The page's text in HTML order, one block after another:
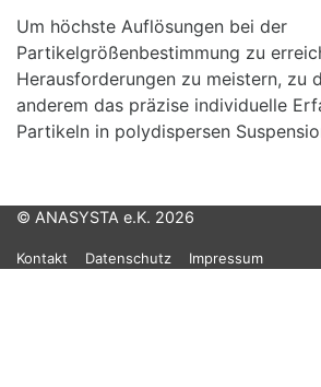
Um höchste Auflösungen bei der
Partikelgrößenbestimmung zu
Herausforderungen zu meistern, zu
anderem das präzise individuelle
Partikeln in polydispersen
© ANASYSTA e.K. 2026
Kontakt Datenschutz Impressum